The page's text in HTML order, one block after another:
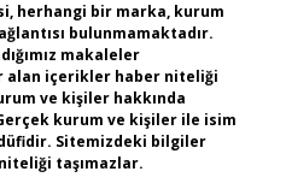
herhangi bir marka, kurum
bulunmamaktadır.
makaleler
alan içerikler haber niteliği
ve kişiler hakkında
kurum ve kişiler ile isim
Sitemizdeki bilgiler
taşımazlar.